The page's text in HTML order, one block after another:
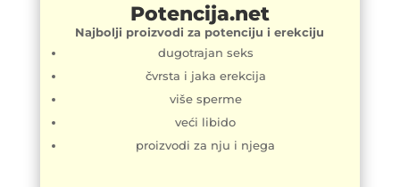
Potencija.net
Najbolji proizvodi za potenciju i erekciju
dugotrajan seks
čvrsta i jaka erekcija
više sperme
veći libido
proizvodi za nju i njega